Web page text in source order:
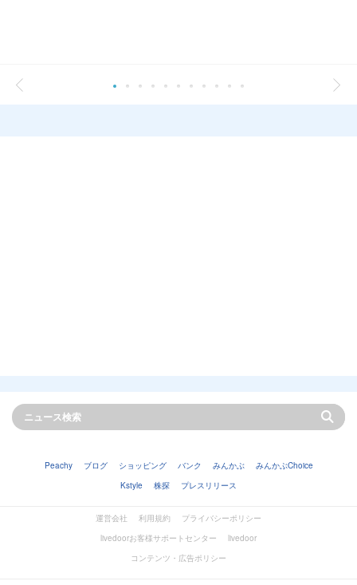
Peachy ブログ ショッピング バンク みんかぶ
みんかぶChoice
Kstyle
株探 プレスリリース
運営会社 利用規約
プライバシーポリシー
livedoorお客様サポートセンター
livedoor
コンテンツ・広告ポリシー